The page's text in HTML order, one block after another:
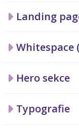
Landing
Hero sekce
Typografie